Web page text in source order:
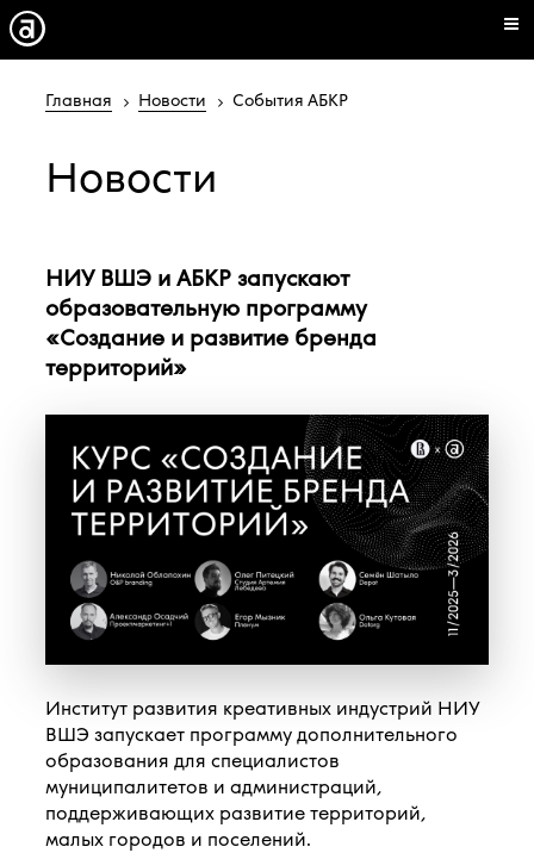
Главная Новости События АБКР
Новости
НИУ ВШЭ и АБКР запускают
образовательную программу
«Создание и развитие бренда
территорий»
Институт развития креативных индустрий НИУ
ВШЭ запускает программу дополнительного
образования для специалистов
муниципалитетов и администраций,
поддерживающих развитие территорий,
малых городов и поселений.